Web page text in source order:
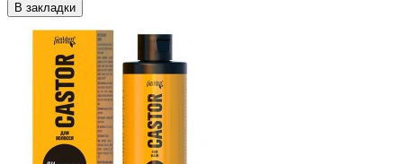
В закладки